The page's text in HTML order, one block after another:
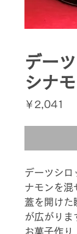
デー
シナ
￥2,041
デーツシロ
ナモンを混
蓋を開けた
が広がりま
お菓子作り